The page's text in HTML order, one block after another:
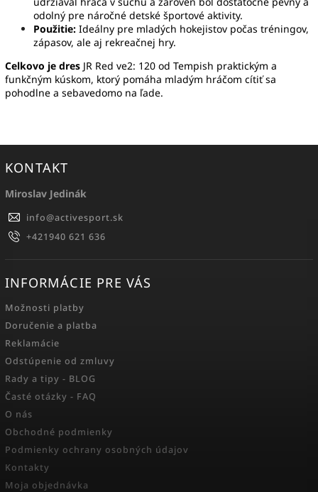
odolný pre náročné detské športové aktivity.
Použitie: Ideálny pre mladých hokejistov počas tréningov,
zápasov, ale aj rekreačnej hry.
Celkovo je dres JR Red ve2: 120 od Tempish praktickým a
funkčným kúskom, ktorý pomáha mladým hráčom cítiť sa
pohodlne a sebavedomo na ľade.
KONTAKT
Miroslav Jedinák
info@activesport.sk
+421940 621 636
INFORMÁCIE PRE VÁS
Možnosti platby
Doručenie a platba
Reklamácie
Odstúpenie od zmluvy
Rady a tipy - BLOG
Časté otázky - FAQ
O nás
Obchodné podmienky
Podmienky ochrany osobných údajov
Kontakty
Moja objednávka